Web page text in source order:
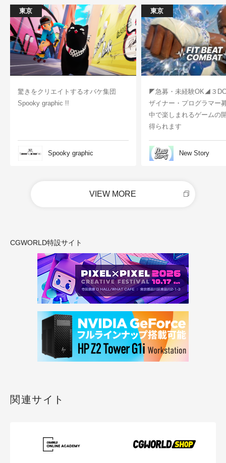
東京
驚きをクリエイトするオバケ集団
Spooky graphic !!
Spooky graphic
東京
◤急募・未経験OK◢３
ザイナー・プログラマー
中で楽しまれるゲームの
得られます
New Story
VIEW MORE
CGWORLD特設サイト
関連サイト